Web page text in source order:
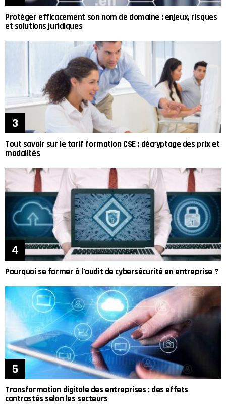
Protéger efficacement son nom de domaine : enjeux, risques
et solutions juridiques
Tout savoir sur le tarif formation CSE : décryptage des prix et
modalités
Pourquoi se former à l’audit de cybersécurité en entreprise ?
Transformation digitale des entreprises : des effets
contrastés selon les secteurs